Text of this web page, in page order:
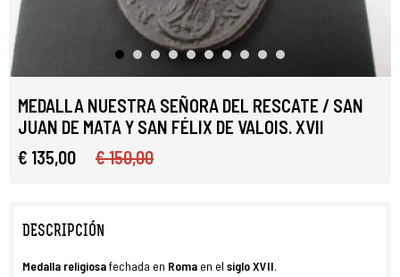
MEDALLA NUESTRA SEÑORA DEL RESCATE / SAN
JUAN DE MATA Y SAN FÉLIX DE VALOIS. XVII
€ 135,00
€ 150,00
DESCRIPCIÓN
Medalla religiosafechada en Roma en el siglo XVII.